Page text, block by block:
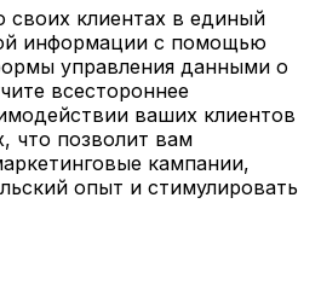
клиентах в единый
информации с помощью
управления данными о
всестороннее
ваших клиентов
что позволит вам
кампании,
опыт и стимулировать